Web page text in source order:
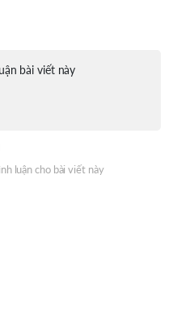
bài viết này
luận cho bài viết này